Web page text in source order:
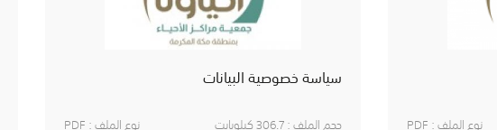
نوع الملف : PDF
سياسة خصوصية البيانات
حجم الملف : 306.7 كيلوبايت نوع الملف : PDF